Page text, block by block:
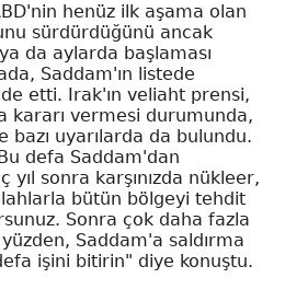
henüz ilk aşama olan
sürdürdüğünü ancak
da aylarda başlaması
Saddam'ın listede
etti. Irak'ın veliaht prensi,
kararı vermesi durumunda,
bazı uyarılarda da bulundu.
defa Saddam'dan
yıl sonra karşınızda nükleer,
bütün bölgeyi tehdit
Sonra çok daha fazla
Saddam'a saldırma
işini bitirin" diye konuştu.